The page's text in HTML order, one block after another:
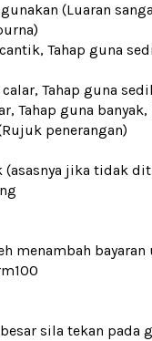
(Luaran
Tahap guna
Tahap guna
Tahap guna
penerangan)
(asasnya jika tidak
menambah
sila tekan pada